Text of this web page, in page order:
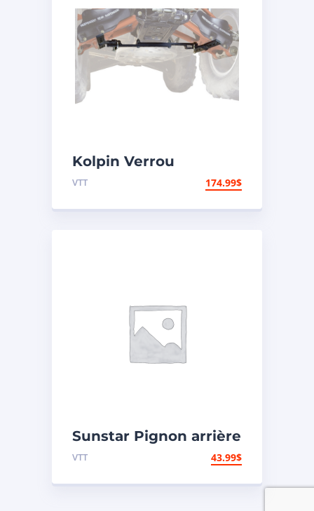
Kolpin Verrou
universel de
suspension arrière
indépendante
VTT 174.99$
Sunstar Pignon arrière
en acier 420 – Yamaha
VTT 43.99$